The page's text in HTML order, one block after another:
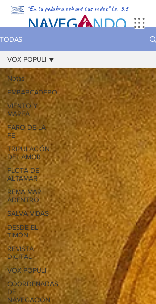
"En tu palabra echaré tus redes" Lc. 5,5
PORTADA
TODAS
Notas
EMBARCADERO
VIENTO Y
MAREA
FARO DE LA
FE
TRIPULACIÓN
DEL AMOR
FLOTA DE
ALTAMAR
REMA MAR
ADENTRO
SALVA VIDAS
DESDE EL
TIMÓN
REVISTA
DIGITAL
VOX POPULI
COORDENADAS
DE
NAVEGACIÓN
VOX POPULI